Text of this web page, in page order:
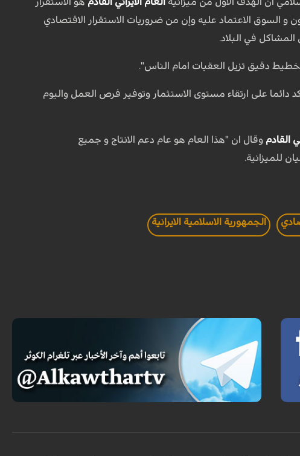
و السوق الاعتماد عليه وإن من ضروريات الاستقرار الاقتصادي
في البلاد.
دقيق تزيل العقبات امام الناس".
دائما على ارتقاء مستوى الاستثمار وتوفير فرص العمل واليوم
القادم وقال ان "هذا العام هو عام دعم الانتاج و جميع
للميزانية.
الجمهورية الاسلامية الايرانية